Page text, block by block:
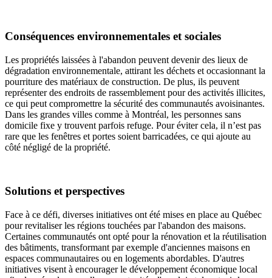
Conséquences environnementales et sociales
Les propriétés laissées à l'abandon peuvent devenir des lieux de
dégradation environnementale, attirant les déchets et occasionnant la
pourriture des matériaux de construction. De plus, ils peuvent
représenter des endroits de rassemblement pour des activités illicites,
ce qui peut compromettre la sécurité des communautés avoisinantes.
Dans les grandes villes comme à Montréal, les personnes sans
domicile fixe y trouvent parfois refuge. Pour éviter cela, il n’est pas
rare que les fenêtres et portes soient barricadées, ce qui ajoute au
côté négligé de la propriété.
Solutions et perspectives
Face à ce défi, diverses initiatives ont été mises en place au Québec
pour revitaliser les régions touchées par l'abandon des maisons.
Certaines communautés ont opté pour la rénovation et la réutilisation
des bâtiments, transformant par exemple d'anciennes maisons en
espaces communautaires ou en logements abordables. D'autres
initiatives visent à encourager le développement économique local